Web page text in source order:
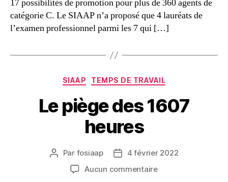
territorial
17 possibilités de promotion pour plus de 360 agents de
catégorie C. Le SIAAP n’a proposé que 4 lauréats de
l’examen professionnel parmi les 7 qui […]
Catégories
SIAAP TEMPS DE TRAVAIL
Le piège des 1607
heures
Auteur
l’article
Par fosiaap
Date4 février 2022
Aucun commentairesur